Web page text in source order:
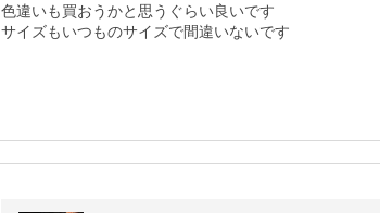
色違いも買おうかと思うぐらい良いです
サイズもいつものサイズで間違いないです